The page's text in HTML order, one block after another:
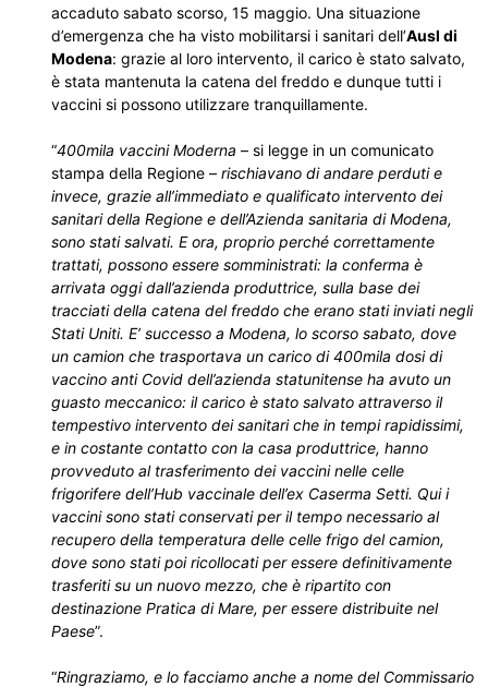
accaduto sabato scorso, 15 maggio. Una situazione
d’emergenza che ha visto mobilitarsi i sanitari dell’Ausl di
Modena: grazie al loro intervento, il carico è stato salvato,
è stata mantenuta la catena del freddo e dunque tutti i
vaccini si possono utilizzare tranquillamente.
“400mila vaccini Moderna – si legge in un comunicato
stampa della Regione – rischiavano di andare perduti e
invece, grazie all’immediato e qualificato intervento dei
sanitari della Regione e dell’Azienda sanitaria di Modena,
sono stati salvati. E ora, proprio perché correttamente
trattati, possono essere somministrati: la conferma è
arrivata oggi dall’azienda produttrice, sulla base dei
tracciati della catena del freddo che erano stati inviati negli
Stati Uniti. E’ successo a Modena, lo scorso sabato, dove
un camion che trasportava un carico di 400mila dosi di
vaccino anti Covid dell’azienda statunitense ha avuto un
guasto meccanico: il carico è stato salvato attraverso il
tempestivo intervento dei sanitari che in tempi rapidissimi,
e in costante contatto con la casa produttrice, hanno
provveduto al trasferimento dei vaccini nelle celle
frigorifere dell’Hub vaccinale dell’ex Caserma Setti. Qui i
vaccini sono stati conservati per il tempo necessario al
recupero della temperatura delle celle frigo del camion,
dove sono stati poi ricollocati per essere definitivamente
trasferiti su un nuovo mezzo, che è ripartito con
destinazione Pratica di Mare, per essere distribuite nel
Paese”.
“Ringraziamo, e lo facciamo anche a nome del Commissario